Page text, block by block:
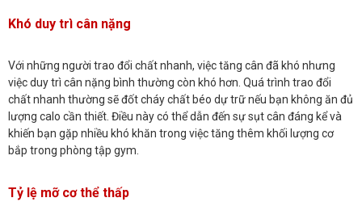
Khó duy trì cân nặng
Với những người trao đổi chất nhanh, việc tăng cân đã khó nhưng
việc duy trì cân nặng bình thường còn khó hơn. Quá trình trao đổi
chất nhanh thường sẽ đốt cháy chất béo dự trữ nếu bạn không ăn đủ
lượng calo cần thiết. Điều này có thể dẫn đến sự sụt cân đáng kể và
khiến bạn gặp nhiều khó khăn trong việc tăng thêm khối lượng cơ
bắp trong phòng tập gym.
Tỷ lệ mỡ cơ thể thấp